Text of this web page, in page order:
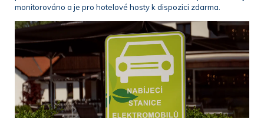
monitorováno a je pro hotelové hosty k dispozici zdarma.